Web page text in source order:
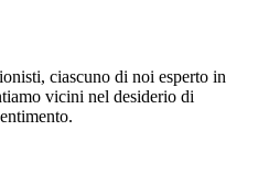
ciascuno di noi esperto in
vicini nel desiderio di